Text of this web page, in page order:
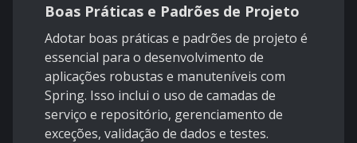
Boas Práticas e Padrões de Projeto
Adotar boas práticas e padrões de projeto é
essencial para o desenvolvimento de
aplicações robustas e manuteníveis com
Spring. Isso inclui o uso de camadas de
serviço e repositório, gerenciamento de
exceções, validação de dados e testes.